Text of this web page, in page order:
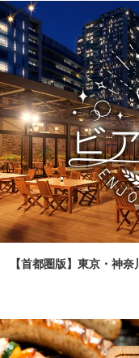
【首都圏版】東京・神